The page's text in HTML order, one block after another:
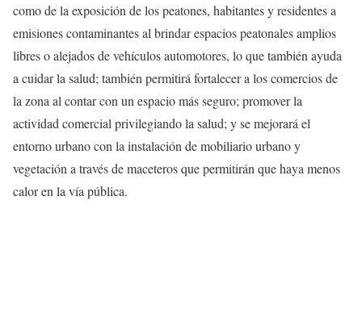
como de la exposición de los peatones, habitantes y residentes a
emisiones contaminantes al brindar espacios peatonales amplios
libres o alejados de vehículos automotores, lo que también ayuda
a cuidar la salud; también permitirá fortalecer a los comercios de
la zona al contar con un espacio más seguro; promover la
actividad comercial privilegiando la salud; y se mejorará el
entorno urbano con la instalación de mobiliario urbano y
vegetación a través de maceteros que permitirán que haya menos
calor en la vía pública.